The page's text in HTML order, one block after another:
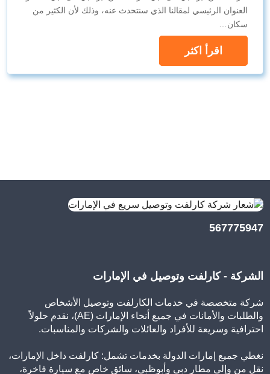
العنوان الرئيسي لمقالنا الذي سنتحدث عنه، وذلك لأن الكثير من
سكان…
اقرأ اكثر
567775947
الشركة - كارلفت وتوصيل في الإمارات
شركة متخصصة في خدمات الكارلفت وتوصيل الأشخاص
والطلبات والأمانات في جميع أنحاء الإمارات (AE)، نقدم حلولاً
احترافية وسريعة للأفراد والعائلات والشركات والمناسبات.
نغطي جميع إمارات الدولة بخدمات تشمل: كارلفت داخل الإمارات،
نقل من وإلى مطار دبي وأبوظبي، سائق خاص مع سيارة فاخرة،